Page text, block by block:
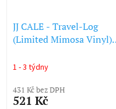
JJ CALE - Travel-Log
(Limited Mimosa Vinyl)
1 - 3 týdny
431 Kč bez DPH
521 Kč